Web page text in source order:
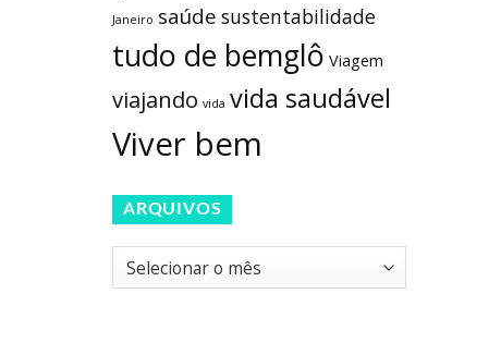
Janeiro saúde sustentabilidade
tudo de bemglô Viagem
viajando vida vida saudável
Viver bem
ARQUIVOS
Arquivos